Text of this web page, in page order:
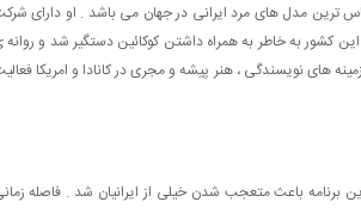
ترین مدل های مرد ایرانی در جهان می باشد . او دارای
می باشد . فرزان اطهری در دوبی در سال 2013 توسط پلیس این کشور به خاطر به همراه داشتن کوکائین دستگیر شد و
تلنت تارا گرامی می باشد . تارا متولد 1366 می باشد و در زمینه های نویسندگی ، هنر پیشه و مجری در کانادا و امریکا
برنامه باعث متعجب شدن خیلی از ایرانیان شد . فاصله